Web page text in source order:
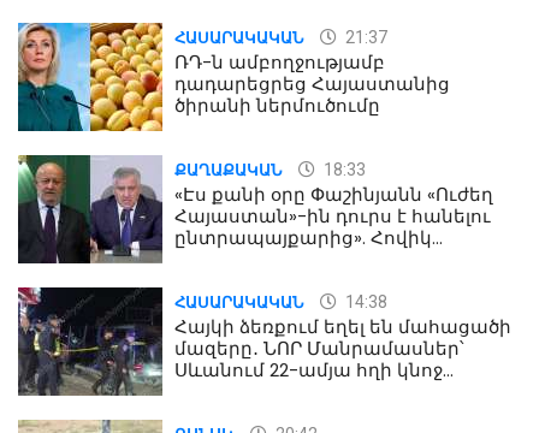
ՀԱՍԱՐԱԿԱԿԱՆ 21:37
ՌԴ-ն ամբողջությամբ
դադարեցրեց Հայաստանից
ծիրանի ներմուծումը
ՔԱՂԱՔԱԿԱՆ 18:33
«Էս քանի օրը Փաշինյանն «Ուժեղ
Հայաստան»-ին դուրս է հանելու
ընտրապայքարից». Հովիկ
ՀԱՍԱՐԱԿԱԿԱՆ 14:38
Հայկի ձեռքում եղել են մահացածի
մազերը․ ՆՈՐ Մանրամասներ՝
Սևանում 22-ամյա հղի կնոջ